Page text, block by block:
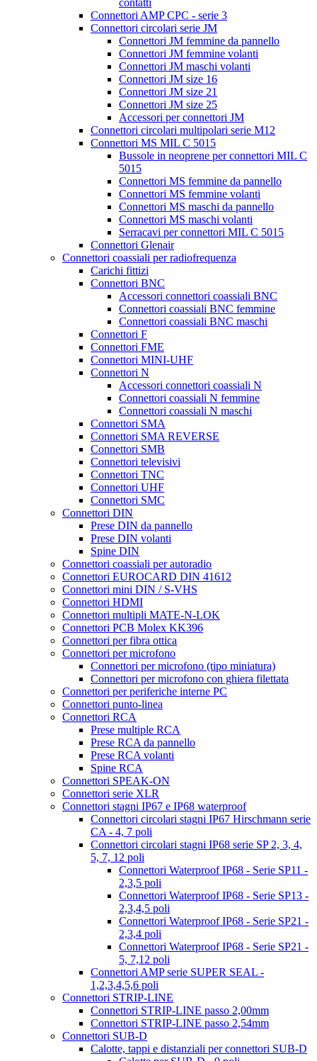
Connettori AMP CPC - serie 3
Connettori circolari serie JM
Connettori JM femmine da pannello
Connettori JM femmine volanti
Connettori JM maschi volanti
Connettori JM size 16
Connettori JM size 21
Connettori JM size 25
Accessori per connettori JM
Connettori circolari multipolari serie M12
Connettori MS MIL C 5015
Bussole in neoprene per connettori MIL C
5015
Connettori MS femmine da pannello
Connettori MS femmine volanti
Connettori MS maschi da pannello
Connettori MS maschi volanti
Serracavi per connettori MIL C 5015
Connettori Glenair
Connettori coassiali per radiofrequenza
Carichi fittizi
Connettori BNC
Accessori connettori coassiali BNC
Connettori coassiali BNC femmine
Connettori coassiali BNC maschi
Connettori F
Connettori FME
Connettori MINI-UHF
Connettori N
Accessori connettori coassiali N
Connettori coassiali N femmine
Connettori coassiali N maschi
Connettori SMA
Connettori SMA REVERSE
Connettori SMB
Connettori televisivi
Connettori TNC
Connettori UHF
Connettori SMC
Connettori DIN
Prese DIN da pannello
Prese DIN volanti
Spine DIN
Connettori coassiali per autoradio
Connettori EUROCARD DIN 41612
Connettori mini DIN / S-VHS
Connettori HDMI
Connettori multipli MATE-N-LOK
Connettori PCB Molex KK396
Connettori per fibra ottica
Connettori per microfono
Connettori per microfono (tipo miniatura)
Connettori per microfono con ghiera filettata
Connettori per periferiche interne PC
Connettori punto-linea
Connettori RCA
Prese multiple RCA
Prese RCA da pannello
Prese RCA volanti
Spine RCA
Connettori SPEAK-ON
Connettori serie XLR
Connettori stagni IP67 e IP68 waterproof
Connettori circolari stagni IP67 Hirschmann serie
CA - 4, 7 poli
Connettori circolari stagni IP68 serie SP 2, 3, 4,
5, 7, 12 poli
Connettori Waterproof IP68 - Serie SP11 -
2,3,5 poli
Connettori Waterproof IP68 - Serie SP13 -
2,3,4,5 poli
Connettori Waterproof IP68 - Serie SP21 -
2,3,4 poli
Connettori Waterproof IP68 - Serie SP21 -
5, 7,12 poli
Connettori AMP serie SUPER SEAL -
1,2,3,4,5,6 poli
Connettori STRIP-LINE
Connettori STRIP-LINE passo 2,00mm
Connettori STRIP-LINE passo 2,54mm
Connettori SUB-D
Calotte, tappi e distanziali per connettori SUB-D